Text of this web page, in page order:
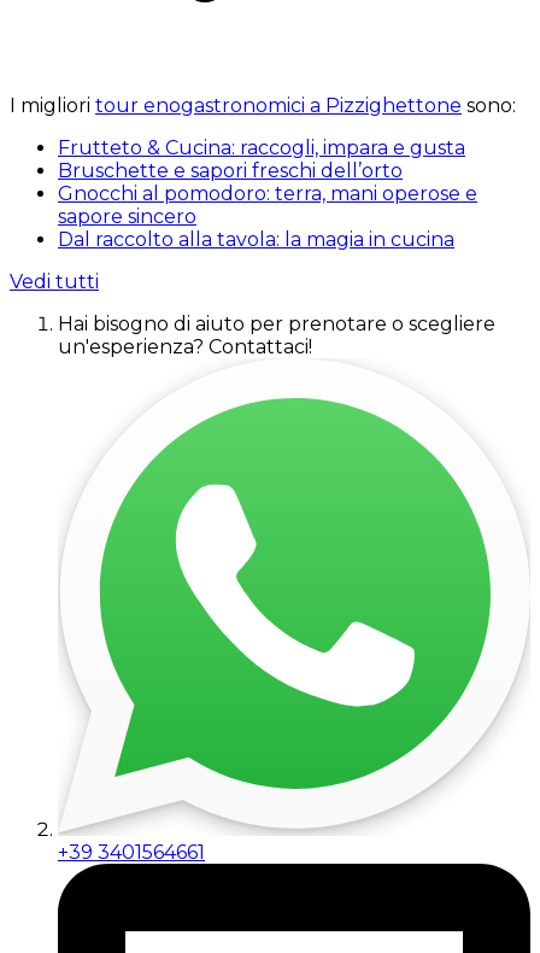
I migliori tour enogastronomici a Pizzighettone sono:
Frutteto & Cucina: raccogli, impara e gusta
Bruschette e sapori freschi dell’orto
Gnocchi al pomodoro: terra, mani operose e
sapore sincero
Dal raccolto alla tavola: la magia in cucina
Vedi tutti
Hai bisogno di aiuto per prenotare o scegliere
un'esperienza? Contattaci!
+39 3401564661